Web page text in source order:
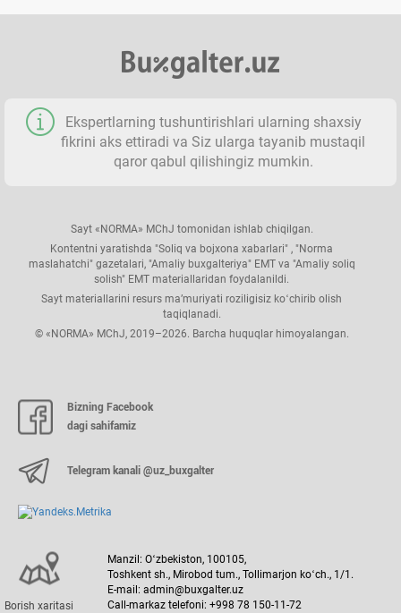
Ekspertlarning tushuntirishlari ularning shaхsiy
fikrini aks ettiradi va Siz ularga tayanib mustaqil
qaror qabul qilishingiz mumkin.
Sayt «NORMA» MChJ tomonidan ishlab chiqilgan.
Kontentni yaratishda "Soliq va bojхona хabarlari" , "Norma
maslahatchi" gazetalari, "Amaliy buхgalteriya" EMT va "Amaliy soliq
solish" EMT materiallaridan foydalanildi.
Sayt materiallarini resurs ma’muriyati roziligisiz koʻchirib olish
taqiqlanadi.
© «NORMA» MChJ, 2019–2026. Barcha huquqlar himoyalangan.
Bizning Facebook
dagi sahifamiz
Telegram kanali @uz_buxgalter
Borish хaritasi
Manzil: Oʻzbekiston, 100105,
Toshkent sh., Mirobod tum., Tollimarjon koʻch., 1/1.
E-mail: admin@buxgalter.uz
Call-markaz telefoni: +998 78 150-11-72